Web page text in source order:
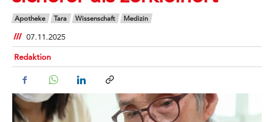
Apotheke Tara Wissenschaft Medizin
07.11.2025
Redaktion